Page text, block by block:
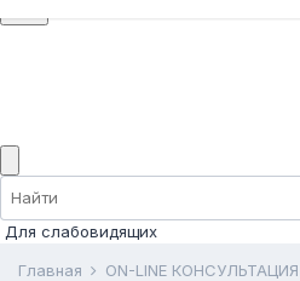
Для слабовидящих
Главная
ON-LINE КОНСУЛЬТАЦИЯ